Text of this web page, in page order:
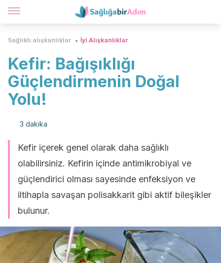
Sağlıklı alışkanlıklar İyi Alışkanlıklar
Kefir: Bağışıklığı
Güçlendirmenin Doğal
Yolu!
3 dakika
Kefir içerek genel olarak daha sağlıklı
olabilirsiniz. Kefirin içinde antimikrobiyal ve
güçlendirici olması sayesinde enfeksiyon ve
iltihapla savaşan polisakkarit gibi aktif bileşikler
bulunur.